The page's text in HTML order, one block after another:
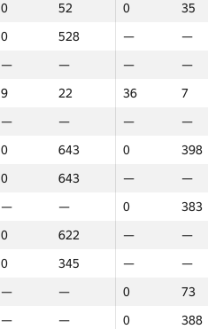
0 52 0 35
0 528 — —
— — — —
9 22 36 7
— — — —
0 643 0 398
0 643 — —
— — 0 383
0 622 — —
0 345 — —
— — 0 73
— — 0 388
Раунд 2
GP30 Место